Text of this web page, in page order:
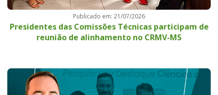
Publicado em: 21/07/2026
Presidentes das Comissões Técnicas participam de
reunião de alinhamento no CRMV-MS